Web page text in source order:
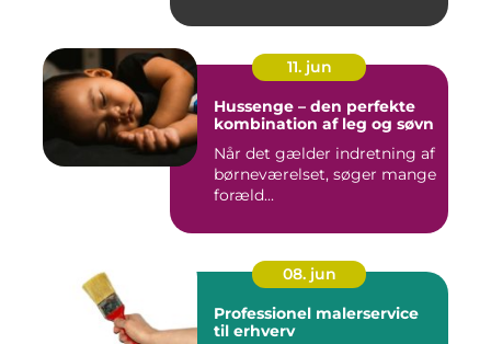
11. jun
Hussenge – den perfekte
kombination af leg og søvn
Når det gælder indretning af
børneværelset, søger mange
foræld...
08. jun
Professionel malerservice
til erhverv